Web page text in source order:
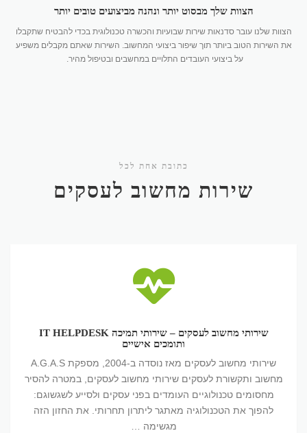
הצוות שלך מבסוט יותר ונהנה מביצועים טובים יותר
הצוות שלנו עובר סדנאות שירות שבועיות והכשרה טכנולוגית בכדי להבטיח שתקבלו
את השירות הטוב ביותר תוך שיפור ביצועי המחשוב. השירות שאתם מקבלים משפיע
על ביצועי העובדים התלויים במחשבים ובטיפול מהיר.
כתובת אחת לכל
שירות מחשוב לעסקים
תמיכה
HELPDESK
שירותי מחשוב לעסקים – שירותי תמיכה IT HELPDESK
ותומכים אישיים
שירותי מחשוב לעסקים מאז נוסדה ב-2004, מספקת A.G.A.S
מחשוב ותקשורת לעסקים שירותי מחשוב לעסקים, במטרה להסיר
מחסומים טכנולוגיים העומדים בפני עסקים ולסייע לשגשוגם:
להפוך את הטכנולוגיה מאתגר ליתרון תחרותי. את החזון הזה
מגשימה …